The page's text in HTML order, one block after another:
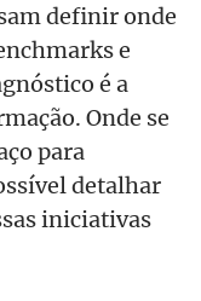
definir onde
e
é a
Onde se
para
detalhar
iniciativas